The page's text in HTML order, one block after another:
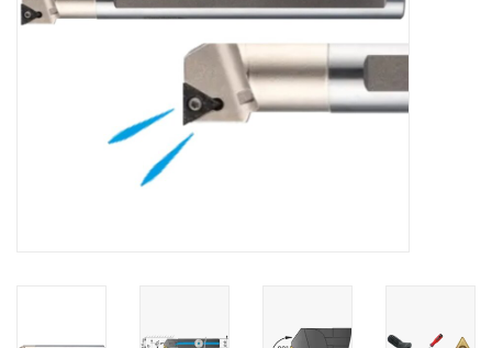
Alles om te Draaien |
Alles om te Lassen |